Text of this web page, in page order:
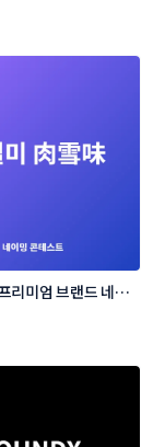
리미엄 브랜드 네이